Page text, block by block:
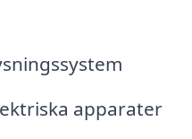
apparater